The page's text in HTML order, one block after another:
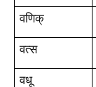
वणिक्
वत्स
वधू